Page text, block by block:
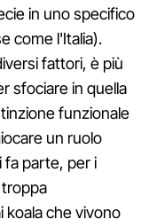
in uno specifico
come l'Italia).
fattori, è più
sfociare in quella
funzionale
un ruolo
fa parte, per i
koala che vivono